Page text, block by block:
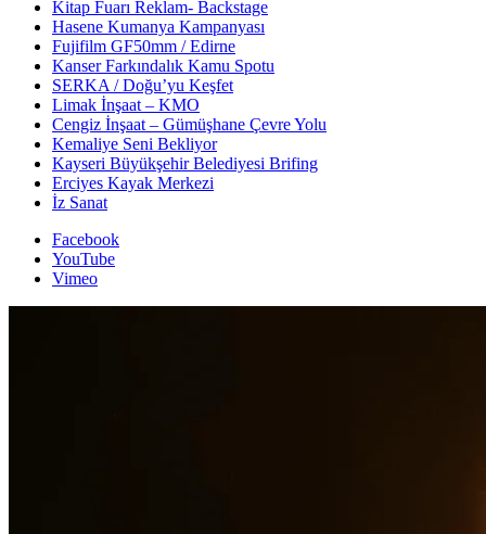
Kitap Fuarı Reklam- Backstage
Hasene Kumanya Kampanyası
Fujifilm GF50mm / Edirne
Kanser Farkındalık Kamu Spotu
SERKA / Doğu’yu Keşfet
Limak İnşaat – KMO
Cengiz İnşaat – Gümüşhane Çevre Yolu
Kemaliye Seni Bekliyor
Kayseri Büyükşehir Belediyesi Brifing
Erciyes Kayak Merkezi
İz Sanat
Facebook
YouTube
Vimeo